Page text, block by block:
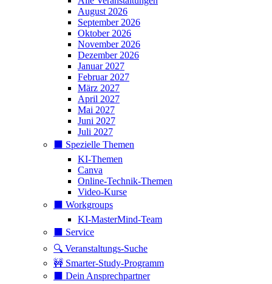
August 2026
September 2026
Oktober 2026
November 2026
Dezember 2026
Januar 2027
Februar 2027
März 2027
April 2027
Mai 2027
Juni 2027
Juli 2027
⬛️ Spezielle Themen
KI-Themen
Canva
Online-Technik-Themen
Video-Kurse
⬛️ Workgroups
KI-MasterMind-Team
⬛️ Service
🔍 Veranstaltungs-Suche
🚧 Smarter-Study-Programm
⬛️ Dein Ansprechpartner